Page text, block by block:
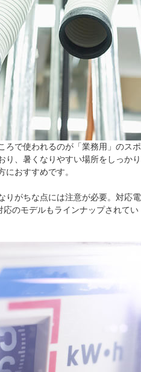
ろで使われるのが「業務用」のスポ
り、暑くなりやすい場所をしっかり
におすすめです。
りがちな点には注意が必要。対応電
のモデルもラインナップされてい